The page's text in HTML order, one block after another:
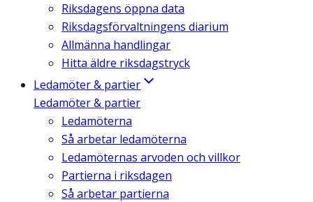
Riksdagens öppna data
Riksdagsförvaltningens diarium
Allmänna handlingar
Hitta äldre riksdagstryck
Ledamöter & partier
Ledamöter & partier
Ledamöterna
Så arbetar ledamöterna
Ledamöternas arvoden och villkor
Partierna i riksdagen
Så arbetar partierna